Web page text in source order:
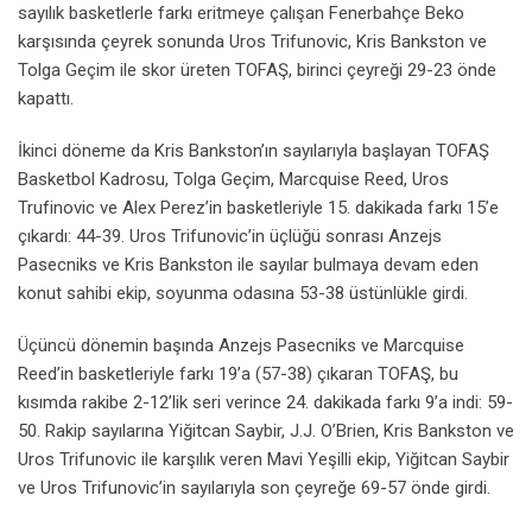
sayılık basketlerle farkı eritmeye çalışan Fenerbahçe Beko
karşısında çeyrek sonunda Uros Trifunovic, Kris Bankston ve
Tolga Geçim ile skor üreten TOFAŞ, birinci çeyreği 29-23 önde
kapattı.
İkinci döneme da Kris Bankston’ın sayılarıyla başlayan TOFAŞ
Basketbol Kadrosu, Tolga Geçim, Marcquise Reed, Uros
Trufinovic ve Alex Perez’in basketleriyle 15. dakikada farkı 15’e
çıkardı: 44-39. Uros Trifunovic’in üçlüğü sonrası Anzejs
Pasecniks ve Kris Bankston ile sayılar bulmaya devam eden
konut sahibi ekip, soyunma odasına 53-38 üstünlükle girdi.
Üçüncü dönemin başında Anzejs Pasecniks ve Marcquise
Reed’in basketleriyle farkı 19’a (57-38) çıkaran TOFAŞ, bu
kısımda rakibe 2-12’lik seri verince 24. dakikada farkı 9’a indi: 59-
50. Rakip sayılarına Yiğitcan Saybir, J.J. O’Brien, Kris Bankston ve
Uros Trifunovic ile karşılık veren Mavi Yeşilli ekip, Yiğitcan Saybir
ve Uros Trifunovic’in sayılarıyla son çeyreğe 69-57 önde girdi.